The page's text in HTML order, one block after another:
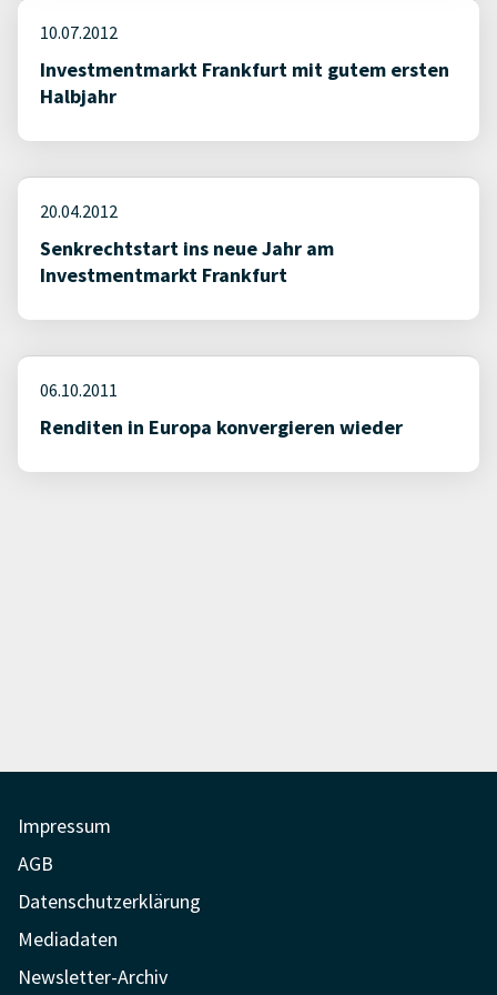
10.07.2012
Investmentmarkt Frankfurt mit gutem ersten
Halbjahr
20.04.2012
Senkrechtstart ins neue Jahr am
Investmentmarkt Frankfurt
06.10.2011
Renditen in Europa konvergieren wieder
Impressum
AGB
Datenschutzerklärung
Mediadaten
Newsletter-Archiv